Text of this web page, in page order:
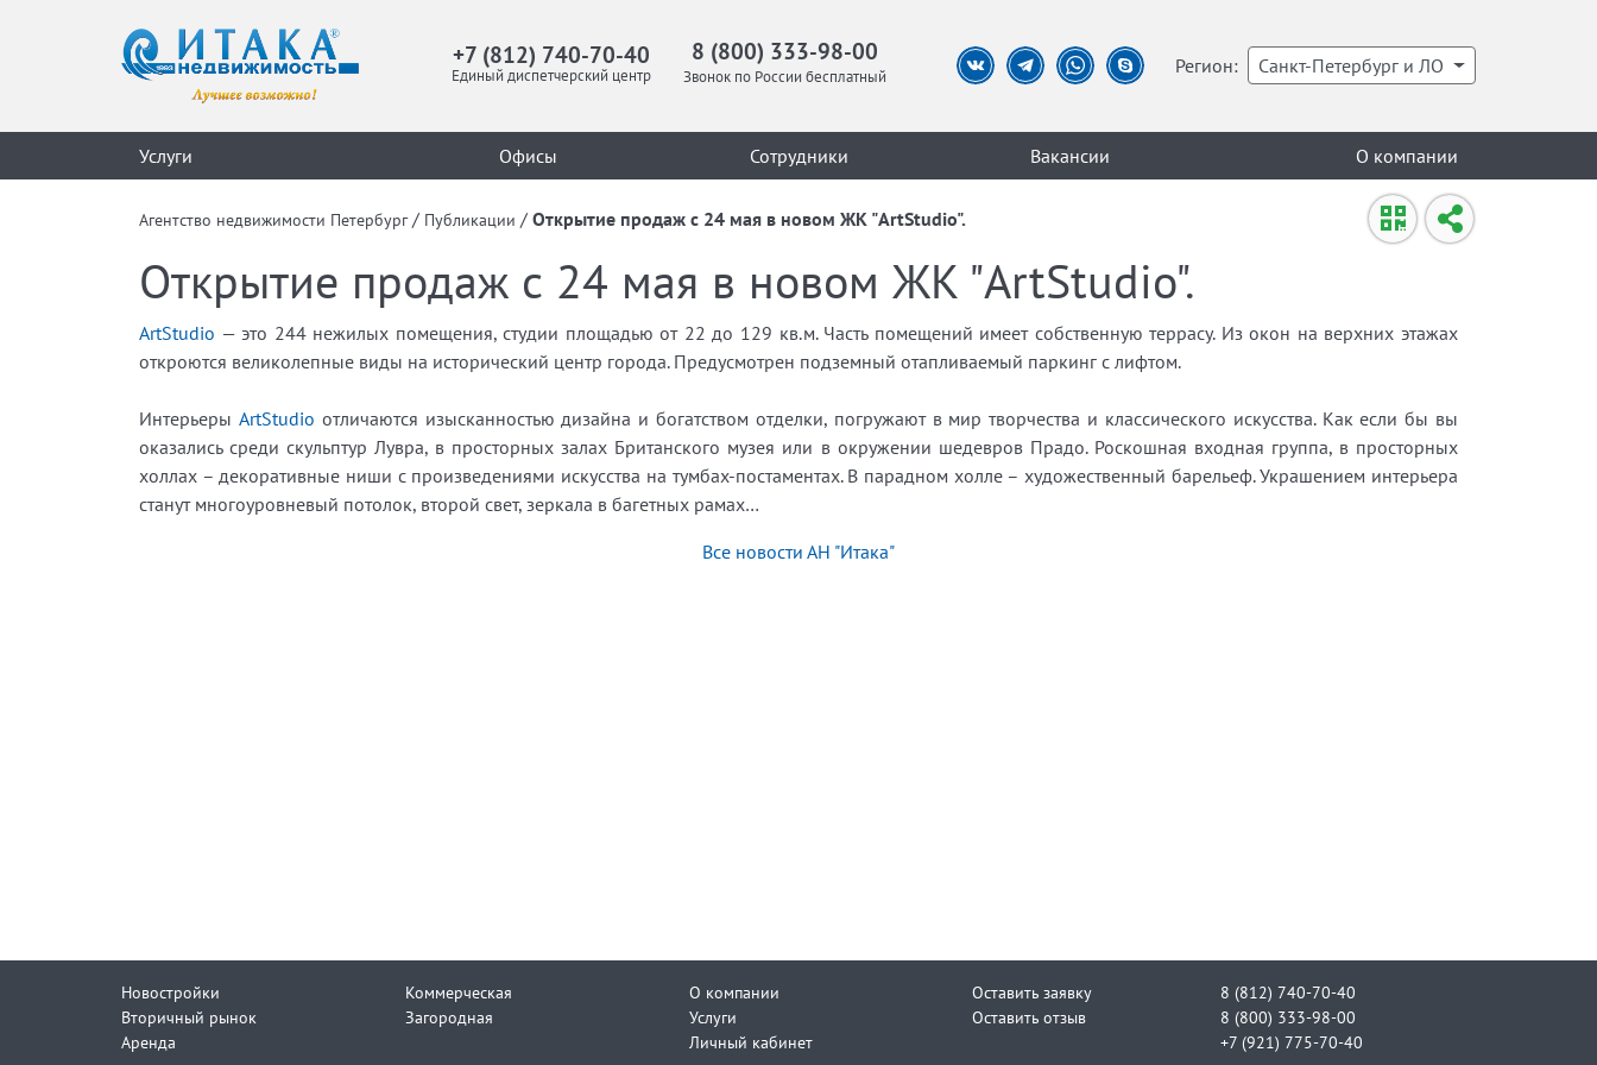
+7 (812) 740-70-40
Единый диспетчерский центр
8 (800) 333-98-00
Звонок по России бесплатный Регион: Санкт-Петербург и ЛО
Услуги Офисы Сотрудники Вакансии О компании
Агентство недвижимости Петербург / Публикации / Открытие продаж с 24 мая в новом ЖК "ArtStudio".
Открытие продаж с 24 мая в новом ЖК "ArtStudio".
ArtStudio — это 244 нежилых помещения, студии площадью от 22 до 129 кв.м. Часть помещений имеет собственную террасу. Из окон на верхних этажах
откроются великолепные виды на исторический центр города. Предусмотрен подземный отапливаемый паркинг с лифтом.
Интерьеры ArtStudio отличаются изысканностью дизайна и богатством отделки, погружают в мир творчества и классического искусства. Как если бы вы
оказались среди скульптур Лувра, в просторных залах Британского музея или в окружении шедевров Прадо. Роскошная входная группа, в просторных
холлах – декоративные ниши с произведениями искусства на тумбах-постаментах. В парадном холле – художественный барельеф. Украшением интерьера
станут многоуровневый потолок, второй свет, зеркала в багетных рамах…
Все новости АН "Итака"
Новостройки
Вторичный рынок
Аренда
Коммерческая
Загородная
О компании
Услуги
Личный кабинет
Оставить заявку
Оставить отзыв
8 (812) 740-70-40
8 (800) 333-98-00
+7 (921) 775-70-40